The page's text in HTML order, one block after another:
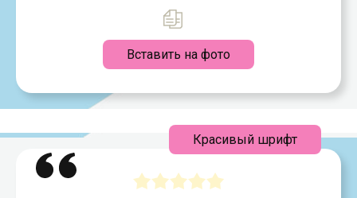
Вставить на фото
Красивый шрифт